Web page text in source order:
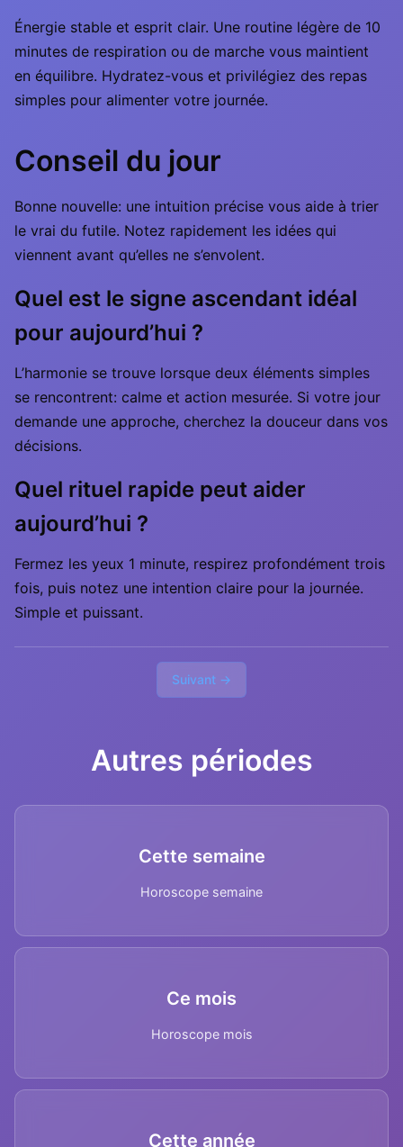
Énergie stable et esprit clair. Une routine légère de 10
minutes de respiration ou de marche vous maintient
en équilibre. Hydratez-vous et privilégiez des repas
simples pour alimenter votre journée.
Conseil du jour
Bonne nouvelle: une intuition précise vous aide à trier
le vrai du futile. Notez rapidement les idées qui
viennent avant qu’elles ne s’envolent.
Quel est le signe ascendant idéal
pour aujourd’hui ?
L’harmonie se trouve lorsque deux éléments simples
se rencontrent: calme et action mesurée. Si votre jour
demande une approche, cherchez la douceur dans vos
décisions.
Quel rituel rapide peut aider
aujourd’hui ?
Fermez les yeux 1 minute, respirez profondément trois
fois, puis notez une intention claire pour la journée.
Simple et puissant.
Suivant →
Autres périodes
Cette semaine
Horoscope semaine
Ce mois
Horoscope mois
Cette année